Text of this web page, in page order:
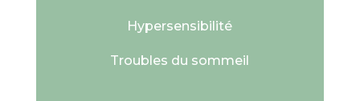
Hypersensibilité
Troubles du sommeil